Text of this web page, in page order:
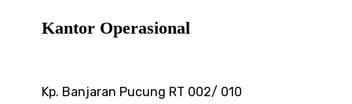
Kantor Operasional
Kp. Banjaran Pucung RT 002/ 010